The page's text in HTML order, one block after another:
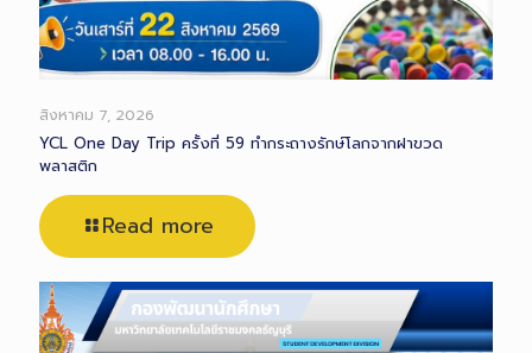
สิงหาคม 7, 2026
YCL One Day Trip ครั้งที่ 59 ทำกระถางรักษ์โลกจากฝาขวด
พลาสติก
Read more